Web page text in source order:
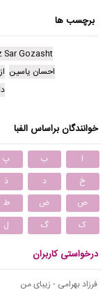
برچسب ها
Sar Gozasht
احسان یاسین
خوانندگان براساس الفبا
ا ب پ
خ
د ذ
ص
ض ط
ک
گ ل
درخواستی کاربران
فرزاد بهرامی - زیبای من